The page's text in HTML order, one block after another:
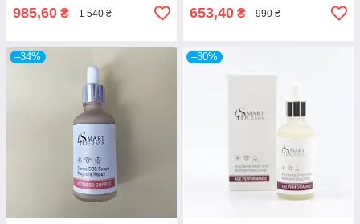
985,60 ₴ 1 540 ₴ 653,40 ₴ 990 ₴
–34% –30%